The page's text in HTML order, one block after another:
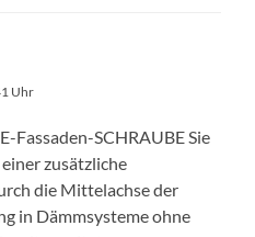
Uhr
Fassaden-SCHRAUBE Sie
zusätzliche
die Mittelachse der
in Dämmsysteme ohne